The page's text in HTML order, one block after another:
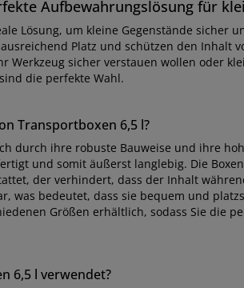
Aufbewahrungslösung für
Lösung, um kleine Gegenstände sicher
Platz und schützen den Inhalt
Werkzeug sicher verstauen wollen oder
die perfekte Wahl.
Transportboxen 6,5 l?
durch ihre robuste Bauweise und ihre
und somit äußerst langlebig. Die
der verhindert, dass der Inhalt
was bedeutet, dass sie bequem und
Größen erhältlich, sodass Sie die
6,5 l verwendet?